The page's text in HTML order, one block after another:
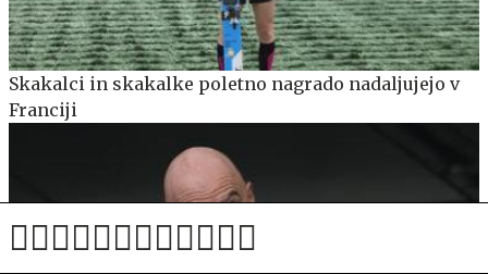
Skakalci in skakalke poletno nagrado nadaljujejo v
Franciji